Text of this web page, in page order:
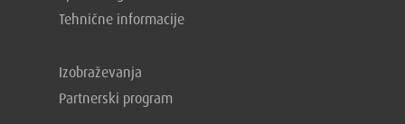
Tehnične informacije
Izobraževanja
Partnerski program